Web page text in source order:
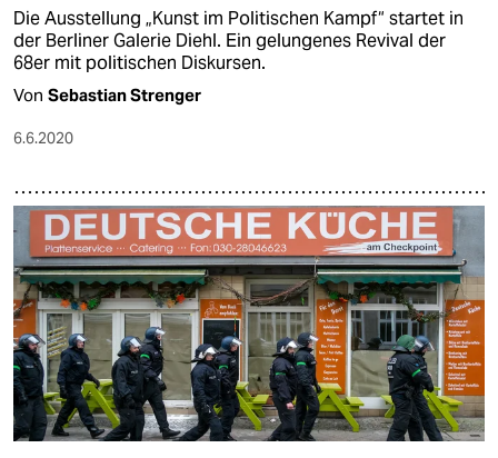
Die Ausstellung „Kunst im Politischen Kampf“ startet in
der Berliner Galerie Diehl. Ein gelungenes Revival der
68er mit politischen Diskursen.
Von Sebastian Strenger
6.6.2020